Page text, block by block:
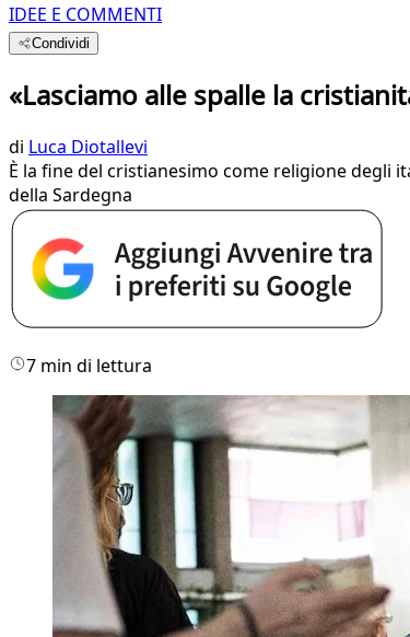
IDEE E COMMENTI
Condividi
«Lasciamo alle spalle la
di Luca Diotallevi
È la fine del cristianesimo come religione degli
della Sardegna
7 min di lettura